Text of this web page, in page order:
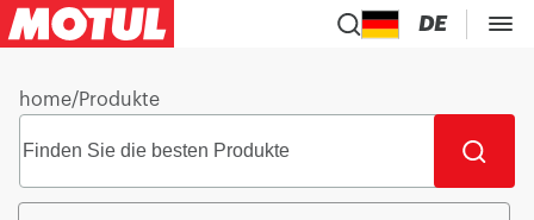
DE
home/Produkte